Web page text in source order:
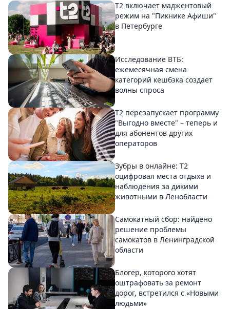
Т2 включает маджентовый
режим на "Пикнике Афиши"
в Петербурге
Исследование ВТБ:
ежемесячная смена
категорий кешбэка создает
волны спроса
Т2 перезапускает программу
"Выгодно вместе" – теперь и
для абонентов других
операторов
Зубры в онлайне: Т2
оцифровал места отдыха и
наблюдения за дикими
животными в Ленобласти
Самокатный сбор: найдено
решение проблемы
самокатов в Ленинградской
области
Блогер, которого хотят
оштрафовать за ремонт
дорог, встретился с «Новыми
людьми»